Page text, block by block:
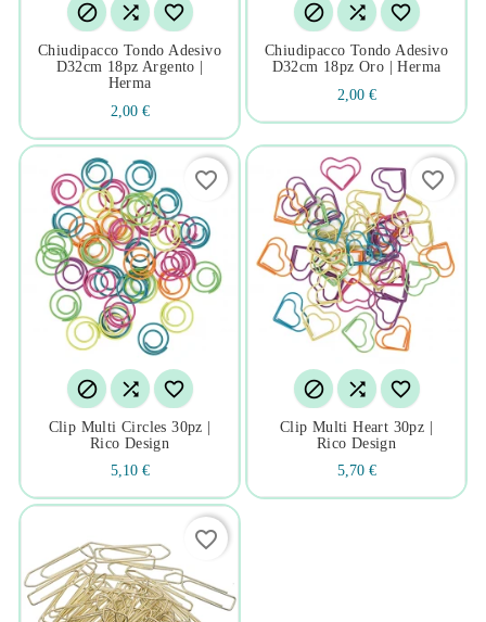
  
Chiudipacco Tondo Adesivo
D32cm 18pz Argento |
Herma
2,00 €
  
Chiudipacco Tondo Adesivo
D32cm 18pz Oro | Herma
2,00 €
  
Clip Multi Circles 30pz |
Rico Design
5,10 €
favorite_border
  
Clip Multi Heart 30pz |
Rico Design
5,70 €
favorite_border
favorite_border